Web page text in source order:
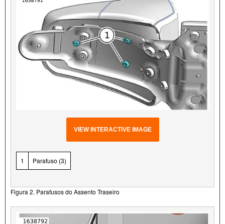
VIEW INTERACTIVE IMAGE
1 Parafuso (3)
Figura 2. Parafusos do Assento Traseiro